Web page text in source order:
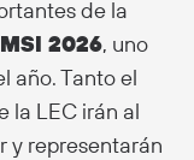
de la
MSI 2026, uno
año. Tanto el
la LEC irán al
y representarán